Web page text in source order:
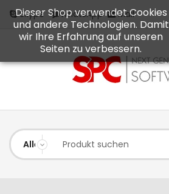
Skype WhatsApp Mail
Dieser Shop verwendet Cookies
und andere Technologien. Damit
wir Ihre Erfahrung auf unseren
Seiten zu verbessern.